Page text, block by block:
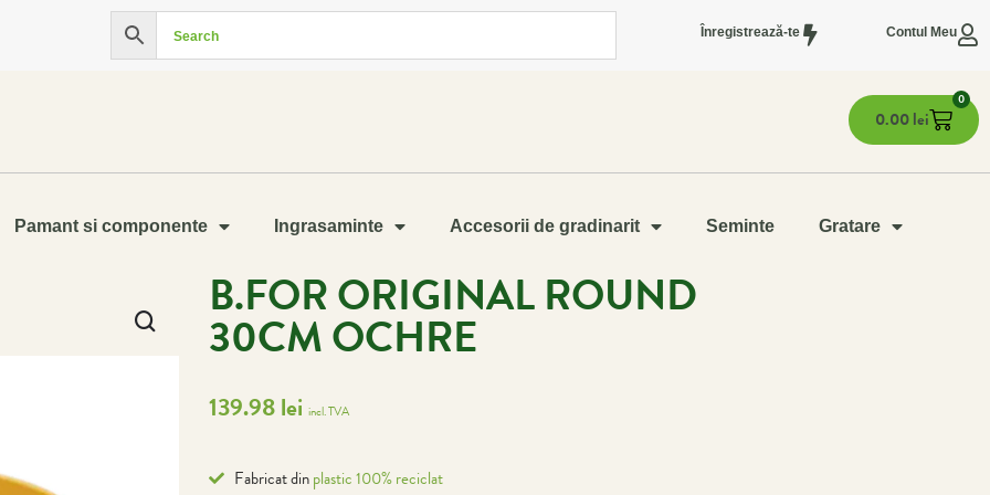
Înregistrează-te Contul Meu
0.00lei
0
Pamant si componente Ingrasaminte Accesorii de gradinarit Seminte Gratare
B.FOR ORIGINAL ROUND
30CM OCHRE
139.98lei incl. TVA
Fabricat dinplastic 100% reciclat